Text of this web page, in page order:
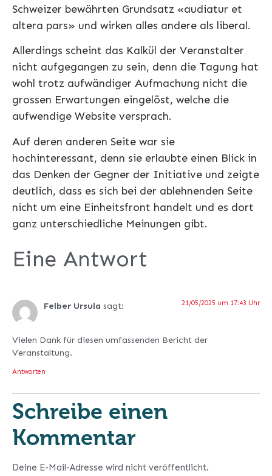
Schweizer bewährten Grundsatz «audiatur et
altera pars» und wirken alles andere als liberal.
Allerdings scheint das Kalkül der Veranstalter
nicht aufgegangen zu sein, denn die Tagung hat
wohl trotz aufwändiger Aufmachung nicht die
grossen Erwartungen eingelöst, welche die
aufwendige Website versprach.
Auf deren anderen Seite war sie
hochinteressant, denn sie erlaubte einen Blick in
das Denken der Gegner der Initiative und zeigte
deutlich, dass es sich bei der ablehnenden Seite
nicht um eine Einheitsfront handelt und es dort
ganz unterschiedliche Meinungen gibt.
Eine Antwort
Felber Ursula sagt: 21/05/2025 um 17:43 Uhr
Vielen Dank für diesen umfassenden Bericht der
Veranstaltung.
Antworten
Schreibe einen
Kommentar
Deine E-Mail-Adresse wird nicht veröffentlicht.